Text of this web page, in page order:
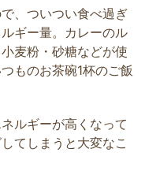
、ついつい食べ過ぎ
ギー量。カレーのル
麦粉・砂糖などが使
ものお茶碗1杯のご飯
ルギーが高くなって
てしまうと大変なこ